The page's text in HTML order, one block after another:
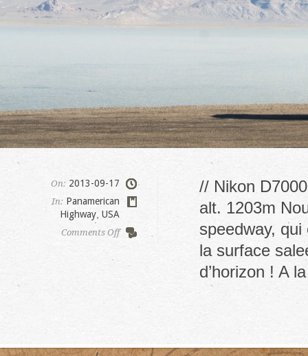
On: 2013-09-17
In: Panamerican
Highway USA
Comments Offon
// Nikon
alt. 1203m
speedway,
la surface
d’horizon ! A